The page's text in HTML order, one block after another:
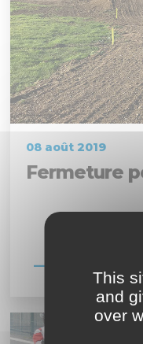
08 août 2019
Fermeture
En
This
and
over